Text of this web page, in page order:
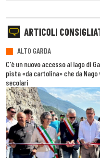
ARTICOLI
ALTO GARDA
C'è un nuovo accesso al lago di
pista «da cartolina» che da
secolari